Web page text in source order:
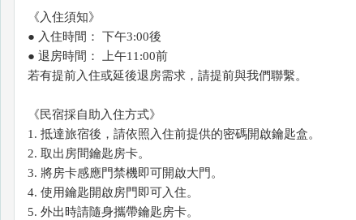
《入住須知》
● 入住時間： 下午3:00後
● 退房時間： 上午11:00前
若有提前入住或延後退房需求，請提前與我們聯繫。
《民宿採自助入住方式》
1. 抵達旅宿後，請依照入住前提供的密碼開啟鑰匙盒。
2. 取出房間鑰匙房卡。
3. 將房卡感應門禁機即可開啟大門。
4. 使用鑰匙開啟房門即可入住。
5. 外出時請隨身攜帶鑰匙房卡。